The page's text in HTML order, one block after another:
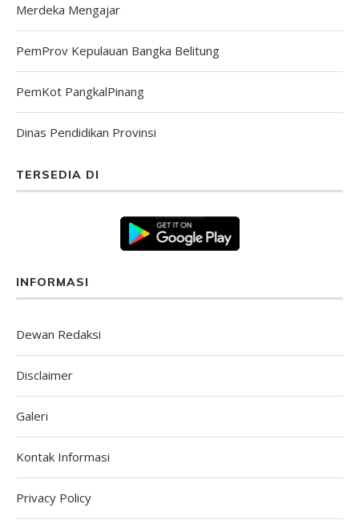
Merdeka Mengajar
PemProv Kepulauan Bangka Belitung
PemKot PangkalPinang
Dinas Pendidikan Provinsi
TERSEDIA DI
INFORMASI
Dewan Redaksi
Disclaimer
Galeri
Kontak Informasi
Privacy Policy